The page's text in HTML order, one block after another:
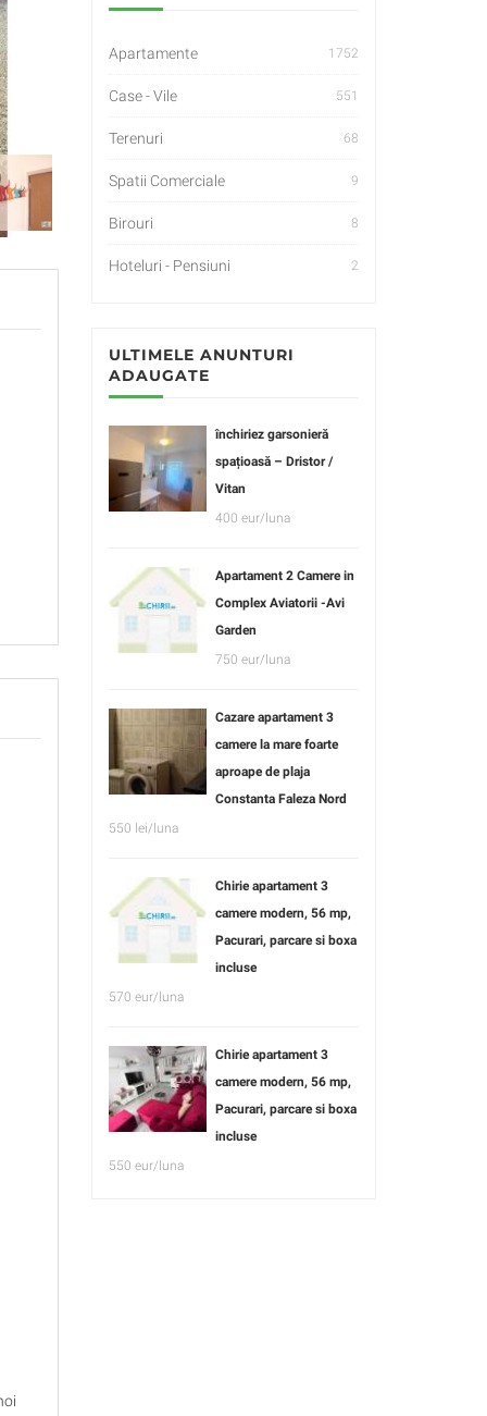
Apartamente 1752
Case - Vile 551
Terenuri 68
Spatii Comerciale 9
Birouri 8
Hoteluri - Pensiuni 2
ULTIMELE ANUNTURI
ADAUGATE
închiriez garsonieră
spațioasă – Dristor /
Vitan
400 eur/luna
Apartament 2 Camere in
Complex Aviatorii -Avi
Garden
750 eur/luna
Cazare apartament 3
camere la mare foarte
aproape de plaja
Constanta Faleza Nord
550 lei/luna
Chirie apartament 3
camere modern, 56 mp,
Pacurari, parcare si boxa
incluse
570 eur/luna
Chirie apartament 3
camere modern, 56 mp,
Pacurari, parcare si boxa
incluse
550 eur/luna